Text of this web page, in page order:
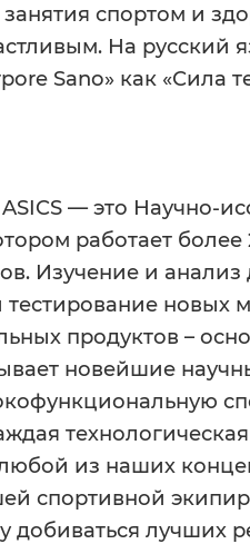
занятия спортом и
На русский
Sano» как «Сила
— это Научно-
работает
Изучение и
тестирование новых
продуктов –
новейшие
из наших
спортивной
добиваться лучших